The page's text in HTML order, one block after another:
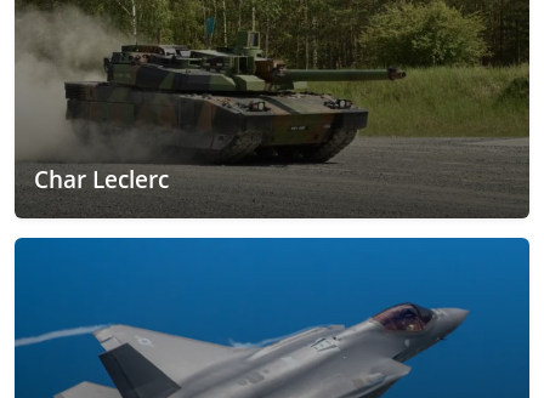
Char Leclerc